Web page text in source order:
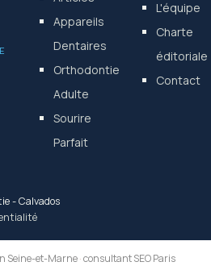
Appareils
Dentaires
Orthodontie
Adulte
Sourire
Parfait
L'équipe
Charte
éditoriale
Contact
- Calvados
Seine-et-Marne·consultant SEO Paris